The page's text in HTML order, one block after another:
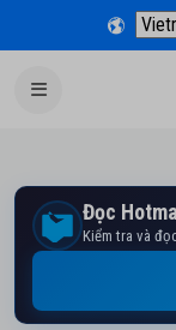
Đọc
Kiểm tra và